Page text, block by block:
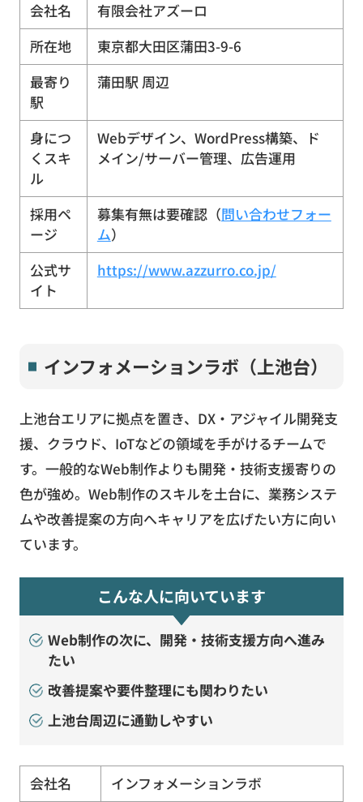
会社名
有限会社アズーロ
所在地
東京都大田区蒲田3-9-6
最寄り
駅
蒲田駅 周辺
身につ
くスキ
ル
Webデザイン、WordPress構築、ド
メイン/サーバー管理、広告運用
採用ペ
ージ
募集有無は要確認（問い合わせフォー
ム）
公式サ
イト
https://www.azzurro.co.jp/
インフォメーションラボ（上池台）
上池台エリアに拠点を置き、DX・アジャイル開発支
援、クラウド、IoTなどの領域を手がけるチームで
す。一般的なWeb制作よりも開発・技術支援寄りの
色が強め。Web制作のスキルを土台に、業務システ
ムや改善提案の方向へキャリアを広げたい方に向い
ています。
こんな人に向いています
Web制作の次に、開発・技術支援方向へ進み
たい
改善提案や要件整理にも関わりたい
上池台周辺に通勤しやすい
会社名 インフォメーションラボ